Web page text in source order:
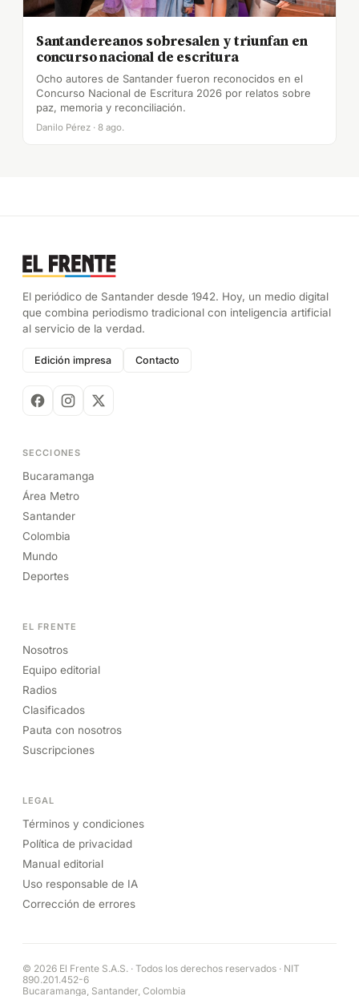
Santandereanos sobresalen y triunfan en
concurso nacional de escritura
Ocho autores de Santander fueron reconocidos en el
Concurso Nacional de Escritura 2026 por relatos sobre
paz, memoria y reconciliación.
Danilo Pérez · 8 ago.
El periódico de Santander desde 1942. Hoy, un medio digital
que combina periodismo tradicional con inteligencia artificial
al servicio de la verdad.
Edición impresa Contacto
SECCIONES
Bucaramanga
Área Metro
Santander
Colombia
Mundo
Deportes
EL FRENTE
Nosotros
Equipo editorial
Radios
Clasificados
Pauta con nosotros
Suscripciones
LEGAL
Términos y condiciones
Política de privacidad
Manual editorial
Uso responsable de IA
Corrección de errores
© 2026 El Frente S.A.S. · Todos los derechos reservados · NIT
890.201.452-6
Bucaramanga, Santander, Colombia